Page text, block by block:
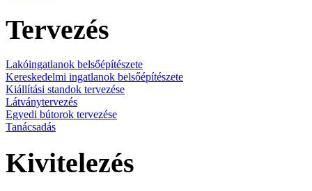
Tervezés
Lakóingatlanok belsőépítészete
Kereskedelmi ingatlanok belsőépítészete
Kiállítási standok tervezése
Látványtervezés
Egyedi bútorok tervezése
Tanácsadás
Kivitelezés